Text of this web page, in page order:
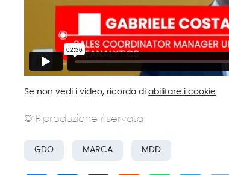
Se non vedi i video, ricorda diabilitare i cookie
© Riproduzione riservata
GDO MARCA MDD